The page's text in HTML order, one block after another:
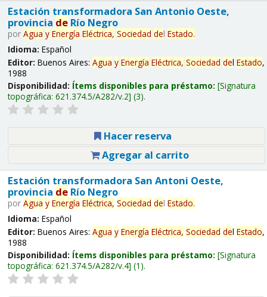
Estación transformadora San Antonio Oeste,
provincia deRío Negro
por Agua y Energía Eléctrica, Sociedad del Estado.
Idioma: Español
Editor: Buenos Aires: Agua y Energía Eléctrica, Sociedad del Estado,
1988
Disponibilidad: Ítems disponibles para préstamo: Signatura
topográfica: 621.374.5/A282/v.2 (3).
Hacer reserva
Agregar al carrito
Estación transformadora San Antoni Oeste,
provincia deRío Negro
por Agua y Energía Eléctrica, Sociedad del Estado.
Idioma: Español
Editor: Buenos Aires: Agua y Energía Eléctrica, Sociedad del Estado,
1988
Disponibilidad: Ítems disponibles para préstamo: Signatura
topográfica: 621.374.5/A282/v.4 (1).